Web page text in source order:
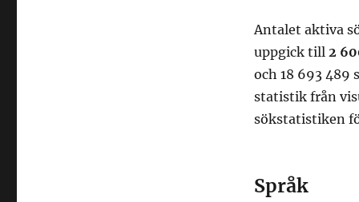
Antalet aktiva
uppgick till 2
och 18 693 489
statistik från
sökstatistiken
Språk